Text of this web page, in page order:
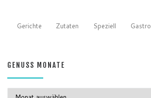
Gerichte Zutaten Speziell Gastro
GENUSS MONATE